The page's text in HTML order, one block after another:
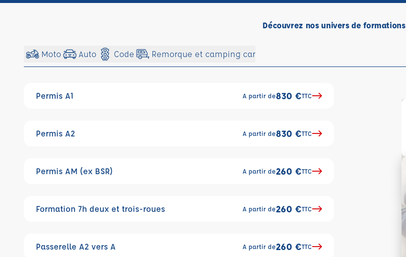
Découvrez nos univers de formations
Moto Auto Code Remorque et camping car
Permis A1 A partir de830 €TTC
Permis A2 A partir de830 €TTC
Permis AM (ex BSR) A partir de260 €TTC
Formation 7h deux et trois-roues A partir de260 €TTC
Passerelle A2 vers A A partir de260 €TTC